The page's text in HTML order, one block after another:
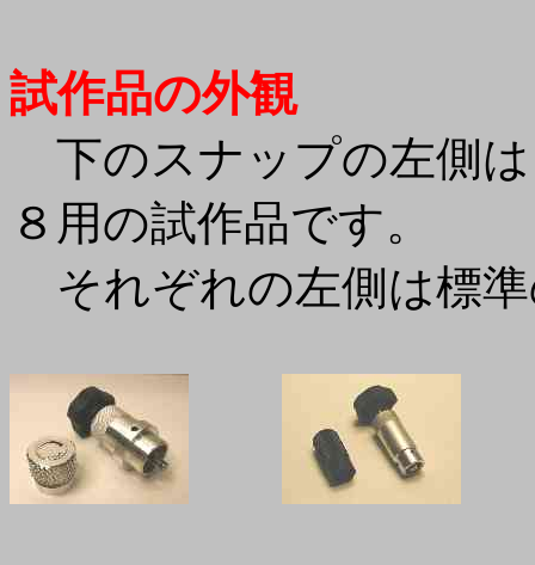
試作品の外観
下のスナップの左側
８用の試作品です。
それぞれの左側は標